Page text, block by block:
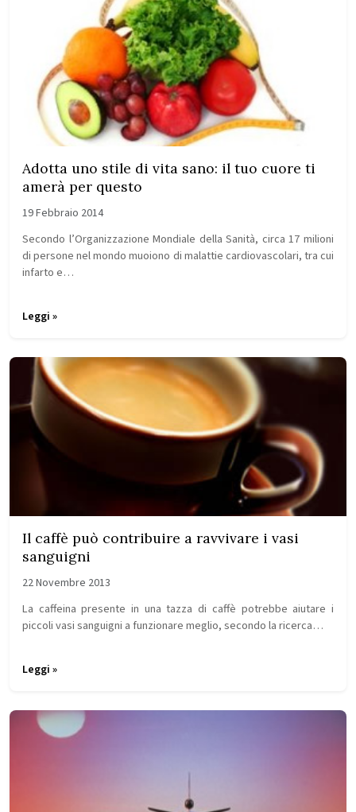
Adotta uno stile di vita sano: il tuo cuore ti
amerà per questo
19 Febbraio 2014
Secondo l’Organizzazione Mondiale della Sanità, circa 17 milioni
di persone nel mondo muoiono di malattie cardiovascolari, tra cui
infarto e…
Leggi »
Il caffè può contribuire a ravvivare i vasi
sanguigni
22 Novembre 2013
La caffeina presente in una tazza di caffè potrebbe aiutare i
piccoli vasi sanguigni a funzionare meglio, secondo la ricerca…
Leggi »